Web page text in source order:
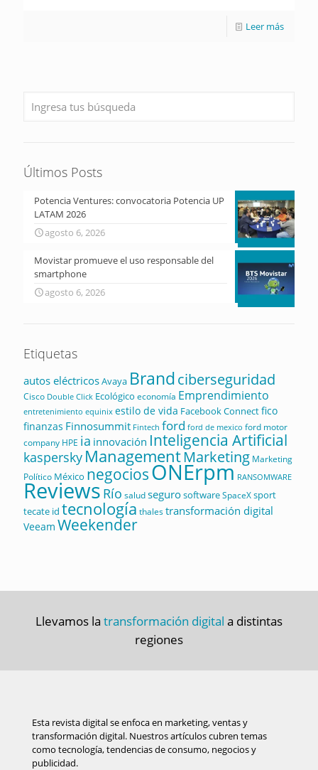
Leer más
Últimos Posts
Potencia Ventures: convocatoria Potencia UP
LATAM 2026
agosto 6, 2026
Movistar promueve el uso responsable del
smartphone
agosto 6, 2026
Etiquetas
autos eléctricosAvaya Brandciberseguridad
Cisco Double Click Ecológico economía Emprendimiento
entretenimiento equinix estilo de vida Facebook Connectfico
finanzas Finnosummit Fintech ford ford de mexico ford motor
company HPE ia innovación Inteligencia Artificial
kaspersky ManagementMarketing Marketing
Político México negociosONErpm RANSOMWARE
Reviews Río saludsegurosoftwareSpaceXsport
tecate id tecnología thalestransformación digital
Veeam Weekender
Llevamos la transformación digital a distintas
regiones
Esta revista digital se enfoca en marketing, ventas y
transformación digital. Nuestros artículos cubren temas
como tecnología, tendencias de consumo, negocios y
publicidad.